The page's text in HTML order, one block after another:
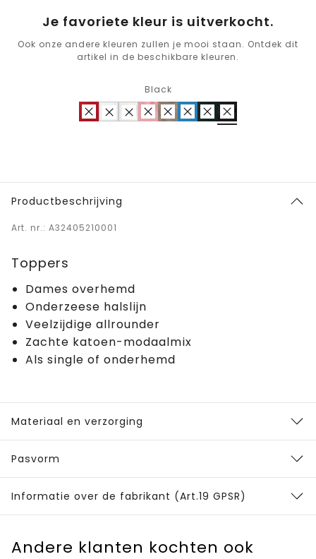
Je favoriete kleur is uitverkocht.
Ook onze andere kleuren zullen je mooi staan. Ontdek dit
artikel in de beschikbare kleuren.
Black
Productbeschrijving
Art. nr.: A32405210001
Toppers
Dames overhemd
Onderzeese halslijn
Veelzijdige allrounder
Zachte katoen-modaalmix
Als single of onderhemd
Materiaal en verzorging
Pasvorm
Informatie over de fabrikant (Art.19 GPSR)
Andere klanten kochten ook